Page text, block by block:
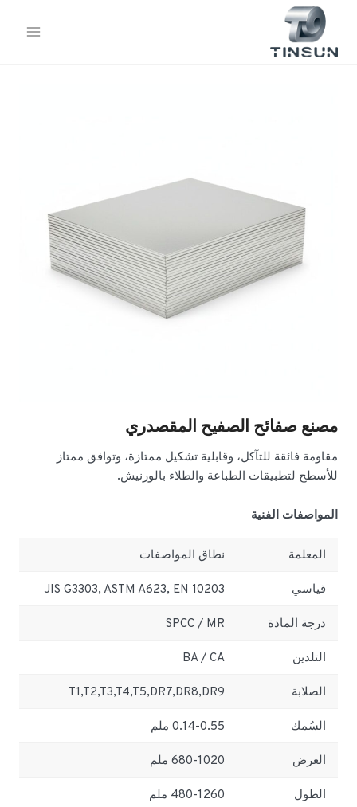
المحتوى
مصنع صفائح الصفيح المقصدري
مقاومة فائقة للتآكل، وقابلية تشكيل ممتازة، وتوافق ممتاز
للأسطح لتطبيقات الطباعة والطلاء بالورنيش.
المواصفات الفنية
المعلمة نطاق المواصفات
قياسي JIS G3303, ASTM A623, EN 10203
درجة المادة SPCC / MR
التلدين BA / CA
الصلابة T1,T2,T3,T4,T5,DR7,DR8,DR9
السُمك 0.14-0.55 ملم
العرض 680-1020 ملم
الطول 480-1260 ملم